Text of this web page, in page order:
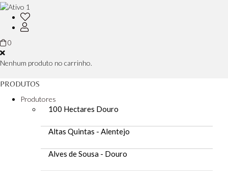
0
Nenhum produto no carrinho.
PRODUTOS
Produtores
100 Hectares Douro
Altas Quintas - Alentejo
Alves de Sousa - Douro